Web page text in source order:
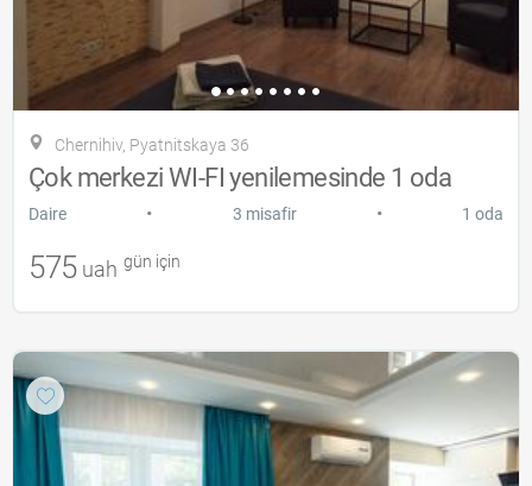
Chernihiv, Pyatnitskaya 36
Çok merkezi WI-FI yenilemesinde 1 oda
Daire • 3 misafir • 1 oda
575 uah gün için